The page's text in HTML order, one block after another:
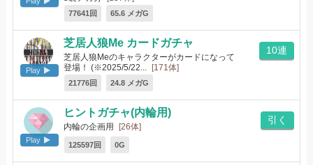
77641回 65.6 メガG
Play
芝居人狼Me カードガチャ
芝居人狼Meのキャラクターがカードになって
登場！ (※2025/5/22...
[171体]
21776回 24.8 メガG
10連
Play
ヒントガチャ(内輪用)
内輪の企画用 [26体]
125597回 0G
引く